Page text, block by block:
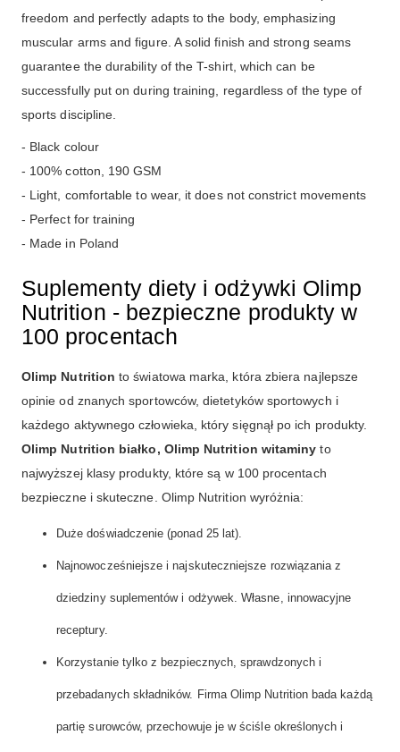
freedom and perfectly adapts to the body, emphasizing
muscular arms and figure. A solid finish and strong seams
guarantee the durability of the T-shirt, which can be
successfully put on during training, regardless of the type of
sports discipline.
- Black colour
- 100% cotton, 190 GSM
- Light, comfortable to wear, it does not constrict movements
- Perfect for training
- Made in Poland
Suplementy diety i odżywki Olimp
Nutrition - bezpieczne produkty w
100 procentach
Olimp Nutrition to światowa marka, która zbiera najlepsze
opinie od znanych sportowców, dietetyków sportowych i
każdego aktywnego człowieka, który sięgnął po ich produkty.
Olimp Nutrition białko, Olimp Nutrition witaminy to
najwyższej klasy produkty, które są w 100 procentach
bezpieczne i skuteczne. Olimp Nutrition wyróżnia:
Duże doświadczenie (ponad 25 lat).
Najnowocześniejsze i najskuteczniejsze rozwiązania z
dziedziny suplementów i odżywek. Własne, innowacyjne
receptury.
Korzystanie tylko z bezpiecznych, sprawdzonych i
przebadanych składników. Firma Olimp Nutrition bada każdą
partię surowców, przechowuje je w ściśle określonych i